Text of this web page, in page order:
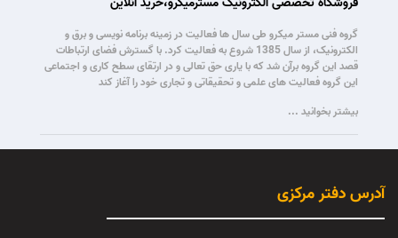
گروه فنی مستر میکرو طی سال ها فعالیت در زمینه برنامه نویسی و برق و
الکترونیک، از سال 1385 شروع به فعالیت کرد. با گسترش فضای ارتباطات
قصد این گروه برآن شد که با یاری حق تعالی و در ارتقای سطح کاری و اجتماعی
این گروه فعالیت های علمی و تحقیقاتی و تجاری خود را آغاز کند
بیشتر بخوانید ...
آدرس دفتر مرکزی